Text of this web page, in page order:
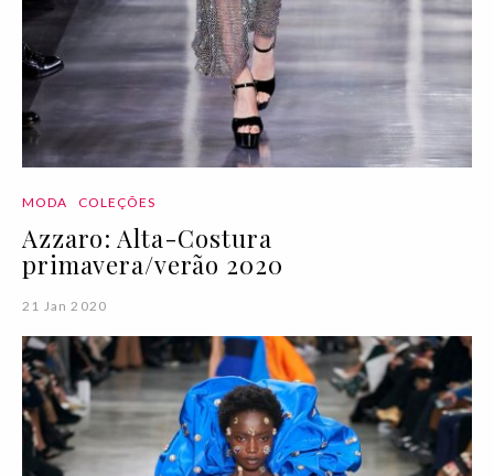
MODA COLEÇÕES
Azzaro: Alta-Costura
primavera/verão 2020
21 Jan 2020